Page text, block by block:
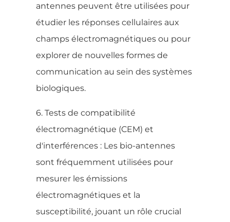
antennes peuvent être utilisées pour
étudier les réponses cellulaires aux
champs électromagnétiques ou pour
explorer de nouvelles formes de
communication au sein des systèmes
biologiques.
6. Tests de compatibilité
électromagnétique (CEM) et
d'interférences : Les bio-antennes
sont fréquemment utilisées pour
mesurer les émissions
électromagnétiques et la
susceptibilité, jouant un rôle crucial